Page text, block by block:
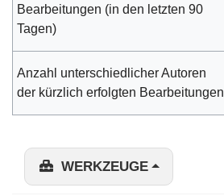
Bearbeitungen (in den letzten 90
Tagen)
Anzahl unterschiedlicher Autoren
der kürzlich erfolgten Bearbeitungen
WERKZEUGE